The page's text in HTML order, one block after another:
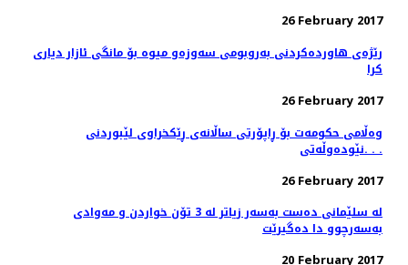
26 February 2017
رێژه‌ی هاورده‌كردنی به‌روبومی سه‌وزه‌و میوه‌ بۆ مانگی ئازار دیاری
كرا
26 February 2017
وەڵامی حکومەت بۆ ڕاپۆرتی ساڵانەی ڕێکخراوى لێبوردنى
نێودەوڵەتى. . .
26 February 2017
له‌ سلێمانی ده‌ست به‌سه‌ر زیاتر له‌ 3 تۆن خواردن و مه‌وادی
به‌سه‌رچوو دا ده‌گیرێت
20 February 2017